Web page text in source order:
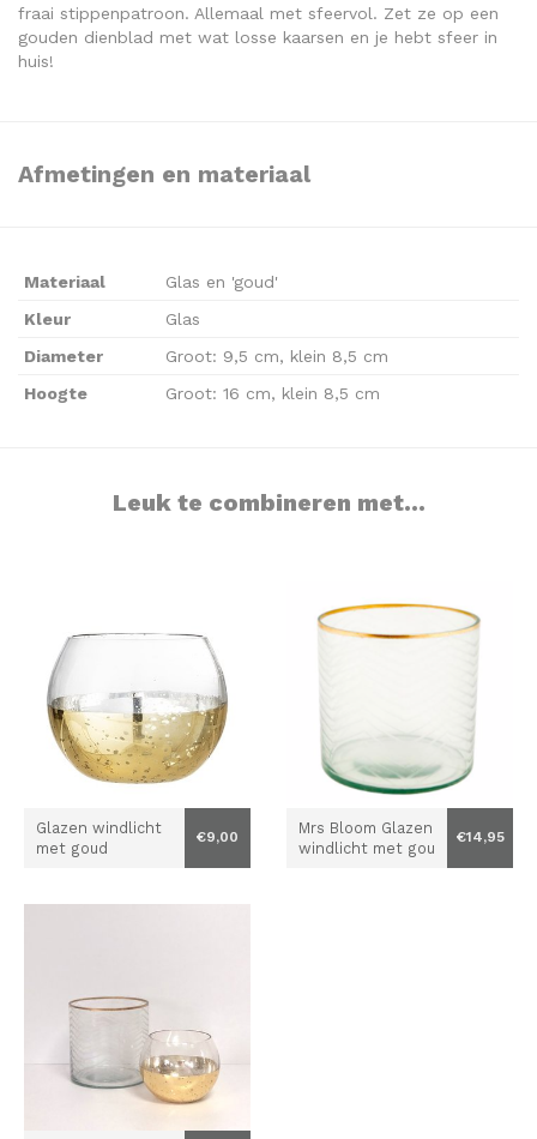
fraai stippenpatroon. Allemaal met sfeervol. Zet ze op een
gouden dienblad met wat losse kaarsen en je hebt sfeer in
huis!
Afmetingen en materiaal
Materiaal
Glas en 'goud'
Kleur
Glas
Diameter
Groot: 9,5 cm, klein 8,5 cm
Hoogte
Groot: 16 cm, klein 8,5 cm
Leuk te combineren met...
Glazen windlicht
met goud
€9,00
Mrs Bloom Glazen
windlicht met gou
€14,95